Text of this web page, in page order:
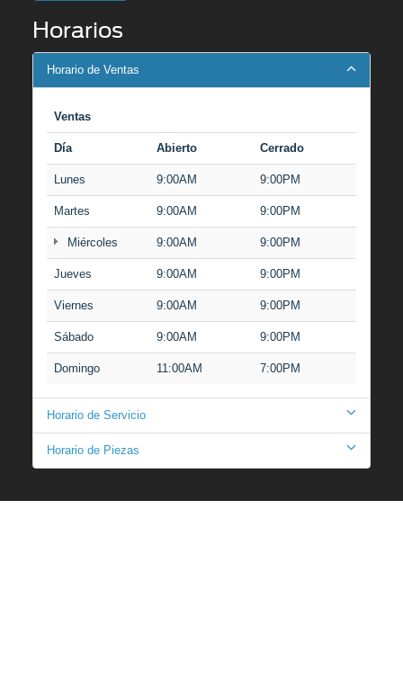
Horarios
Horario de Ventas
Ventas
Día Abierto Cerrado
Lunes 9:00AM 9:00PM
Martes 9:00AM 9:00PM
Miércoles 9:00AM 9:00PM
Jueves 9:00AM 9:00PM
Viernes 9:00AM 9:00PM
Sábado 9:00AM 9:00PM
Domingo 11:00AM 7:00PM
Horario de Servicio
Horario de Piezas